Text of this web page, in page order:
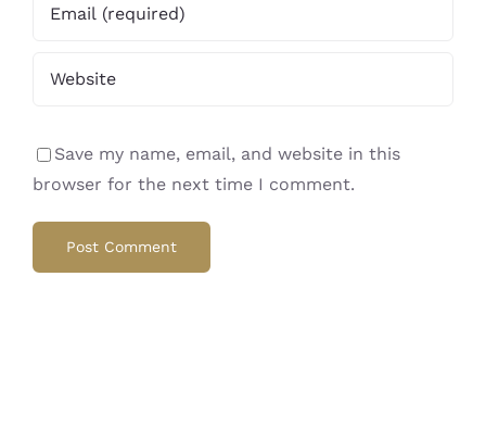
Save my name, email, and website in this
browser for the next time I comment.